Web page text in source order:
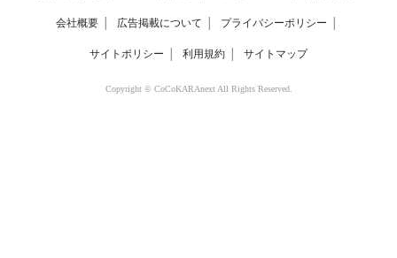
会社概要 広告掲載について プライバシーポリシー
サイトポリシー 利用規約 サイトマップ
Copyright © CoCoKARAnext All Rights Reserved.